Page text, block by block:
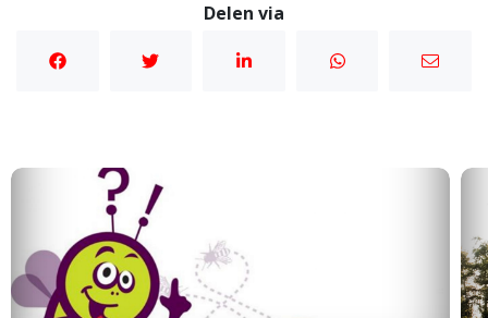
Delen via